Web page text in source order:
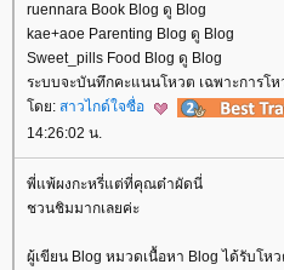
ruennara Book Blog ดู Blog
kae+aoe Parenting Blog ดู Blog
Sweet_pills Food Blog ดู Blog
ระบบจะบันทึกคะแนนโหวต เฉพาะการโ
ดย: สาวไกด์ใจซื่อ
14:26:02 น.
พี่แพ้ผงกะหรี่แต่ที่คุณต๋าผัดนี่
ชวนชิมมากเลยค่ะ
ผู้เขียน Blog หมวดเนื้อหา Blog ได้รับโห